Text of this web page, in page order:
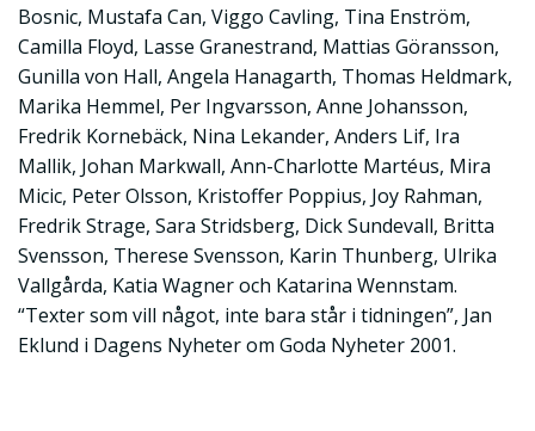
Bosnic, Mustafa Can, Viggo Cavling, Tina Enström,
Camilla Floyd, Lasse Granestrand, Mattias Göransson,
Gunilla von Hall, Angela Hanagarth, Thomas Heldmark,
Marika Hemmel, Per Ingvarsson, Anne Johansson,
Fredrik Kornebäck, Nina Lekander, Anders Lif, Ira
Mallik, Johan Markwall, Ann-Charlotte Martéus, Mira
Micic, Peter Olsson, Kristoffer Poppius, Joy Rahman,
Fredrik Strage, Sara Stridsberg, Dick Sundevall, Britta
Svensson, Therese Svensson, Karin Thunberg, Ulrika
Vallgårda, Katia Wagner och Katarina Wennstam.
“Texter som vill något, inte bara står i tidningen”, Jan
Eklund i Dagens Nyheter om Goda Nyheter 2001.